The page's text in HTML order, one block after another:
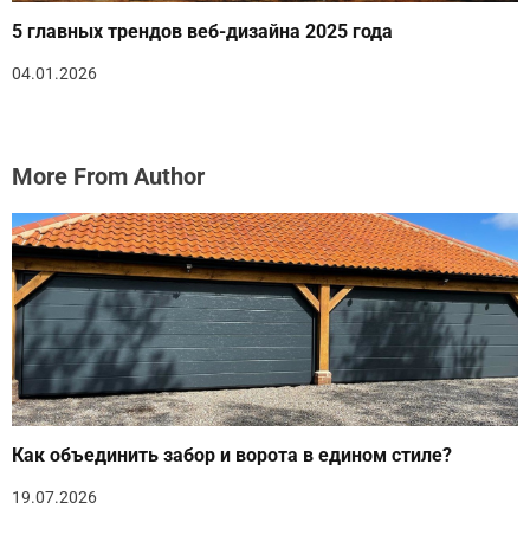
5 главных трендов веб-дизайна 2025 года
04.01.2026
More From Author
Как объединить забор и ворота в едином стиле?
19.07.2026